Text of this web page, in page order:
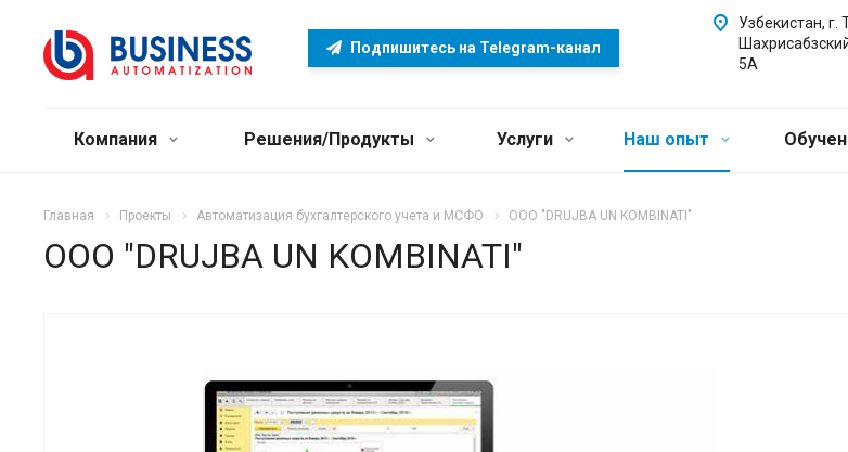
Подпишитесь на Telegram-канал
Узбекистан, г.
5А
Компания Решения/Продукты Услуги Наш опыт
Главная Проекты Автоматизация бухгалтерского учета и МСФО ООО "DRUJBA UN KOMBINATI"
ООО "DRUJBA UN KOMBINATI"